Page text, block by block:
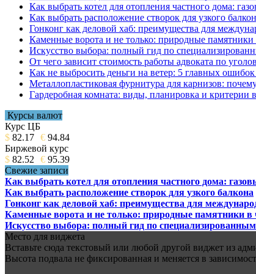
Как выбрать котел для отопления частного дома:
Как выбрать расположение створок для узкого
Гонконг как деловой хаб: преимущества для
Каменные ворота и не только: природные памятники
Искусство выбора: полный гид по
От чего зависит стоимость работы адвоката по
Как не выбросить деньги на ветер: 5 главных ошибок
Металлопластиковая фурнитура для карнизов:
Гардеробная комната: виды, планировка и критерии
Курсы валют
Курс ЦБ
$ 82.17 € 94.84
Биржевой курс
$ 82.52 € 95.39
Свежие записи
Как выбрать котел для отопления частного дома:
Как выбрать расположение створок для узкого балкона
Гонконг как деловой хаб: преимущества для
Каменные ворота и не только: природные памятники в
Искусство выбора: полный гид по
Место для виджета
Вставьте сюда текстовый или любой другой виджет из
Высота подвала не фиксированная и меняется в